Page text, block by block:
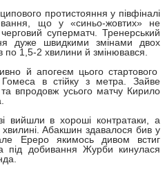
протистояння у півфіналі
що у «синьо-жовтих» не
суперматч. Тренерський
дуже швидкими змінами двох
по 1,5-2 хвилини й змінювався.
й апогеєм цього стартового
в стійку з метра. Зайве
впродовж усього матчу Кирило
вийшли в хороші контратаки, а
Абакшин здавалося бив у
Ереро якимось дивом встиг
під добивання Журби кинулася